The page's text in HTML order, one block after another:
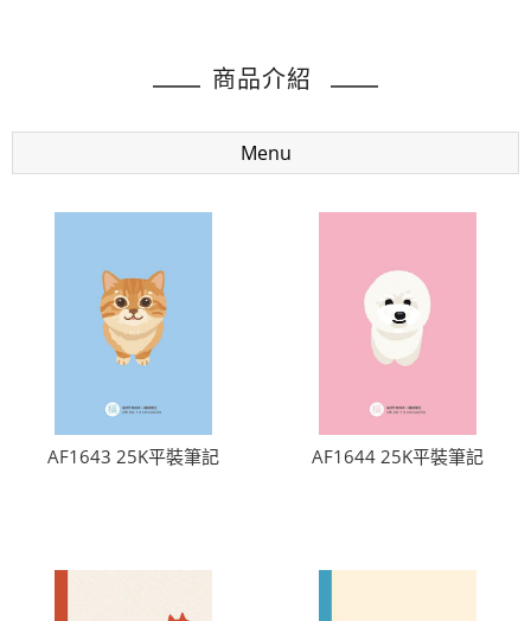
商品介紹
Menu
AF1643 25K平裝筆記 AF1644 25K平裝筆記